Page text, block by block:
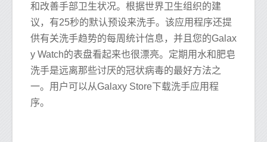
和改善手部卫生状况。根据世界卫生组织的建
议，有25秒的默认预设来洗手。该应用程序还提
供有关洗手趋势的每周统计信息，并且您的Galax
y Watch的表盘看起来也很漂亮。定期用水和肥皂
洗手是远离那些讨厌的冠状病毒的最好方法之
一。用户可以从Galaxy Store下载洗手应用程
序。